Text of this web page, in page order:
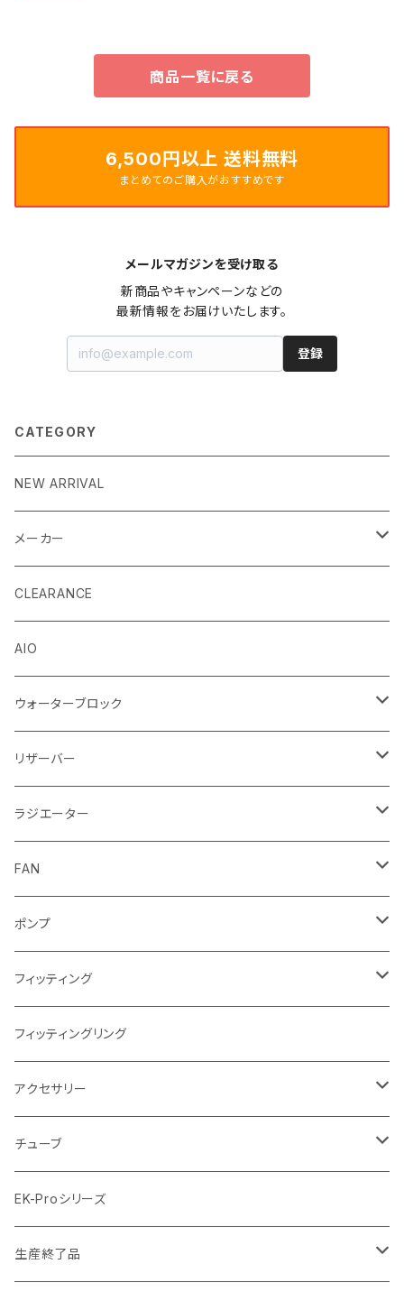
商品一覧に戻る
6,500円以上 送料無料
まとめてのご購入がおすすめです
メールマガジンを受け取る
新商品やキャンペーンなどの
最新情報をお届けいたします。
登録
CATEGORY
NEW ARRIVAL
メーカー
EK by LM Tek
Stealkey Customs (coming soon)
CLEARANCE
AIO
ウォーターブロック
CPUウォーターブロック
Intel
AMD
GPUウォーターブロック
NVIDIA
AMD
モノブロック
リザーバー
EK-RESチューブ（交換用）
EK-D5 Series
ディストロプレート
ラジエーター
ラジエーターサイズ240mm
ラジエーターサイズ280mm
ラジエーターサイズ360mm
ラジエーターサイズ420mm
ラジエーターサイズ480mm
ラジエーターサイズ560mm
FAN
FANサイズ120mm
FANサイズ140mm
ポンプ
ディストロプレート
フィッティング
ニッケル Nickel
サテンチタン SatinTitan
ブラック Black
ブラックニッケル BlackNickel
ゴールド Gold
フィッティングリング
アクセサリー
クーラント
マウスパッド
ツール
チューブ
材質
ハード（PETG）
サイズ（OD:外径 / ID:内径）
EK-Proシリーズ
生産終了品